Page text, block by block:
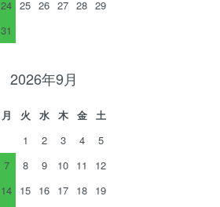
24 25 26 27 28 29
31
2026年9月
月 火 水 木 金
土
1
2 3 4
5
7 8 9 10 11
12
14 15 16 17 18 19